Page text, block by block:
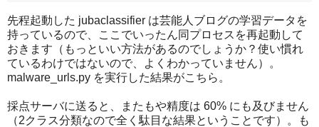
先程起動した jubaclassifier は芸能人ブログの学習データを
持っているので、ここでいったん同プロセスを再起動して
おきます（もっといい方法があるのでしょうか？使い慣れ
ているわけではないので、よくわかっていません）。
malware_urls.py を実行した結果がこちら。
採点サーバに送ると、またもや精度は 60% にも及びません
（2クラス分類なので全く駄目な結果ということです）。も